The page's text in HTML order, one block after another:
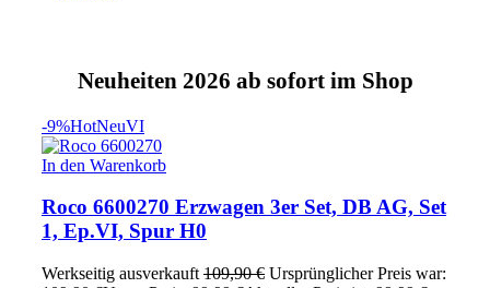
Neuheiten 2026 ab sofort im Shop
-9%HotNeuVI
In den Warenkorb
Roco 6600270 Erzwagen 3er Set, DB AG, Set
1, Ep.VI, Spur H0
Werkseitig ausverkauft 109,90€ Ursprünglicher Preis war: